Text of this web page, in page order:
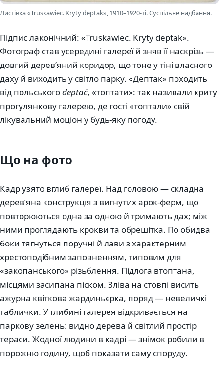
Листівка «Truskawiec. Kryty deptak», 1910–1920-ті. Суспільне надбання.
Підпис лаконічний: «Truskawiec. Kryty deptak».
Фотограф став усередині галереї й зняв її наскрізь —
довгий дерев’яний коридор, що тоне у тіні власного
даху й виходить у світло парку. «Дептак» походить
від польськогоdeptać, «топтати»: так називали криту
прогулянкову галерею, де гості «топтали» свій
лікувальний моціон у будь-яку погоду.
Що на фото
Кадр узято вглиб галереї. Над головою — складна
дерев’яна конструкція з вигнутих арок-ферм, що
повторюються одна за одною й тримають дах; між
ними проглядають крокви та обрешітка. По обидва
боки тягнуться поручні й лави з характерним
хрестоподібним заповненням, типовим для
«закопанського» різьблення. Підлога втоптана,
місцями засипана піском. Зліва на стовпі висить
ажурна квіткова жардиньєрка, поряд — невеличкі
таблички. У глибині галерея відкривається на
паркову зелень: видно дерева й світлий простір
тераси. Жодної людини в кадрі — знімок робили в
порожню годину, щоб показати саму споруду.